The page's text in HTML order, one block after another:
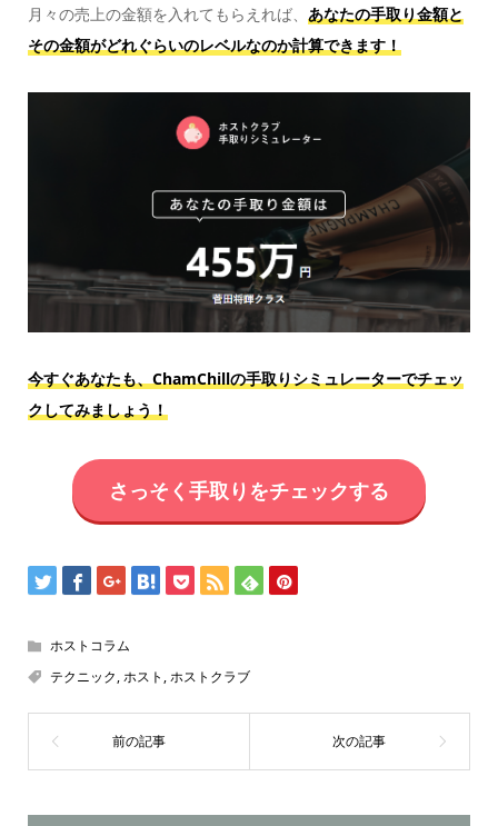
月々の売上の金額を入れてもらえれば、 あなたの手取り金額と
その金額がどれぐらいのレベルなのか計算できます！
今すぐあなたも、ChamChillの手取りシミュレーターでチェッ
クしてみましょう！
さっそく手取りをチェックする
ホストコラム
テクニック,ホスト ,ホストクラブ